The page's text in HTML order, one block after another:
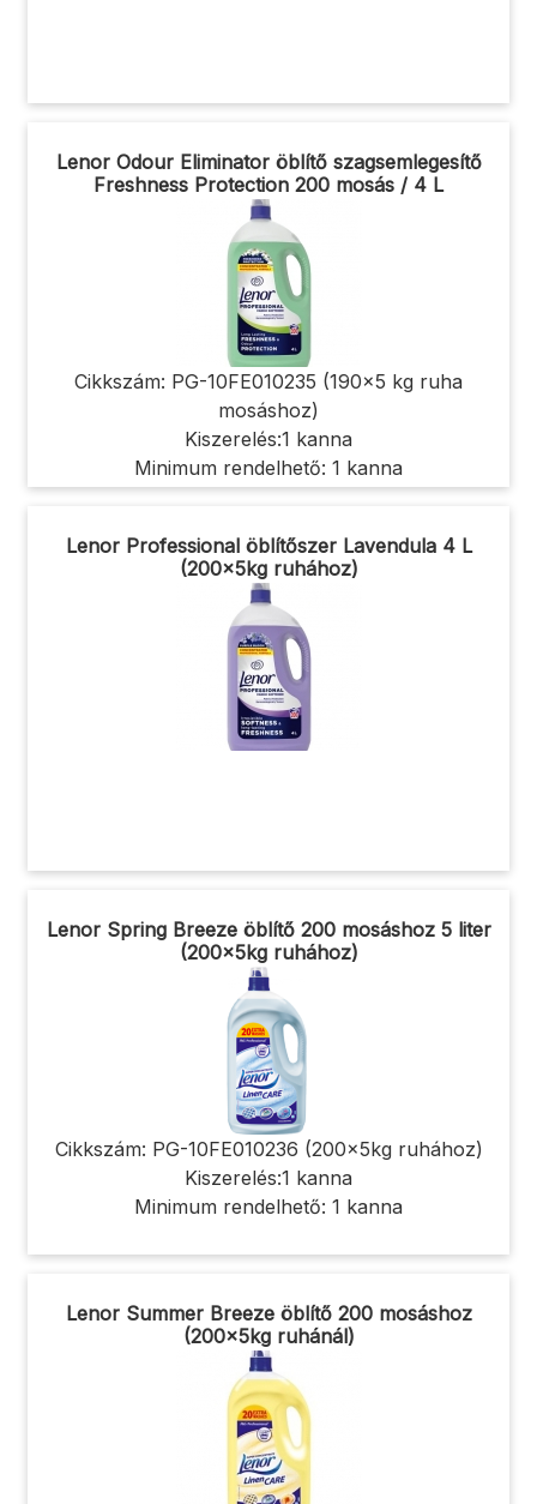
Lenor Odour Eliminator öblítő szagsemlegesítő
Freshness Protection 200 mosás / 4 L
Cikkszám: PG-10FE010235 (190x5 kg ruha
mosáshoz)
Kiszerelés:1 kanna
Minimum rendelhető: 1 kanna
Lenor Professional öblítőszer Lavendula 4 L
(200x5kg ruhához)
Lenor Spring Breeze öblítő 200 mosáshoz 5 liter
(200x5kg ruhához)
Cikkszám: PG-10FE010236 (200x5kg ruhához)
Kiszerelés:1 kanna
Minimum rendelhető: 1 kanna
Lenor Summer Breeze öblítő 200 mosáshoz
(200x5kg ruhánál)